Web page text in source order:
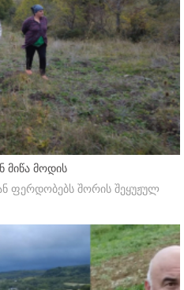
მოდის
ფერდობებს შორის შეყუჟულ